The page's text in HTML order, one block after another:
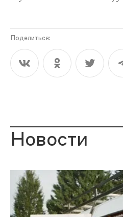
Поделиться:
Новости